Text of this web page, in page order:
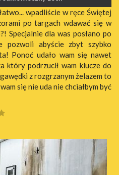
wpadliście w ręce Świętej
po targach wdawać się w
Specjalnie dla was posłano po
pozwoli abyście zbyt szybko
Ponoć udało wam się nawet
który podrzucił wam klucze do
z rozgrzanym żelazem to
się nie uda nie chciałbym być